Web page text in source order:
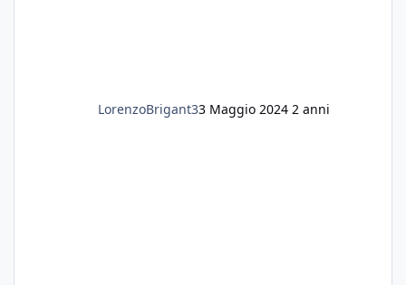
LorenzoBrigant33 Maggio 2024 2 anni